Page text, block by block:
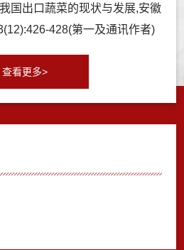
国出口蔬菜的现状与发展,安徽
428(第一及通讯作者)
查看更多>